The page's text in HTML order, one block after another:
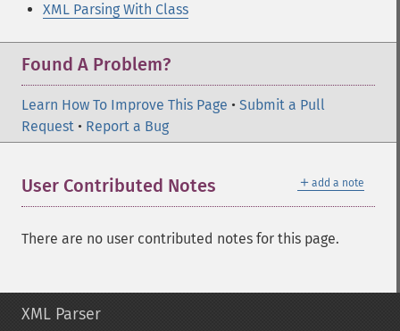
XML Parsing With Class
Found A Problem?
Learn How To Improve This Page • Submit a Pull
Request • Report a Bug
＋ add a note
User Contributed Notes
There are no user contributed notes for this page.
XML Parser